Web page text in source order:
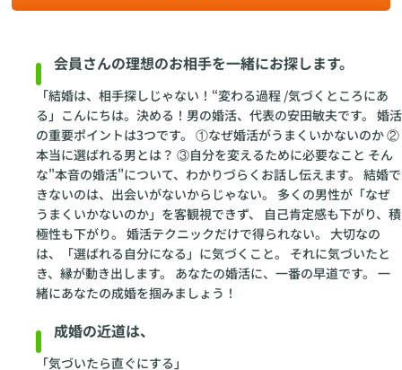
会員さんの理想のお相手を一緒にお探します。
「結婚は、相手探しじゃない！“変わる過程 /気づくところにあ
る」こんにちは。決める！男の婚活、代表の安田敏夫です。 婚活
の重要ポイントは3つです。 ①なぜ婚活がうまくいかないのか ②
本当に選ばれる男とは？ ③自分を変えるために必要なこと そん
な"本音の婚活"について、わかりづらくお話し伝えます。 結婚で
きないのは、出会いがないからじゃない。 多くの男性が「なぜ
うまくいかないのか」を客観視できず、 自己肯定感も下がり、積
極性も下がり。 婚活テクニックだけで得られない。 大切なの
は、「選ばれる自分になる」に気づくこと。 それに気づいたと
き、縁が動き出します。 あなたの婚活に、一番の早道です。 一
緒にあなたの成婚を掴みましょう！
成婚の近道は、
「気づいたら直ぐにする」